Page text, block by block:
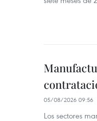
05/08/2026 09:56
Los sectores